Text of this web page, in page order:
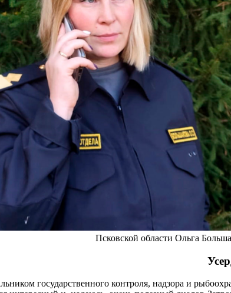
Псковской области Ольга
государственного контроля, надзора и